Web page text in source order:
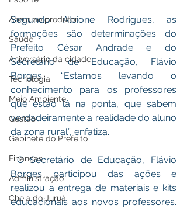
Apoio ao produtor
Saúde
Aniversário da cidade
Tecnologia
Meio Ambiente
Gestão
Gabinete do Prefeito
Finanças
Administração
Cheia do Juruá
Segundo Alcione Rodrigues, as
formações são determinações do
Prefeito César Andrade e do
Secretário de Educação, Flávio
Borges. “Estamos levando o
conhecimento para os professores
que estão lá na ponta, que sabem
verdadeiramente a realidade do aluno
da zona rural”, enfatiza.
O Secretário de Educação, Flávio
Borges participou das ações e
realizou a entrega de materiais e kits
educacionais aos novos professores.